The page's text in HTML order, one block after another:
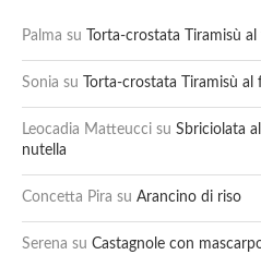
Palma su Torta-crostata Tiramisù
Sonia su Torta-crostata Tiramisù al
Leocadia Matteucci su Sbriciolata
nutella
Concetta Pira su Arancino di riso
Serena su Castagnole con